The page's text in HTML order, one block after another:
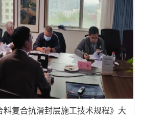
料复合抗滑封层施工技术规程》大